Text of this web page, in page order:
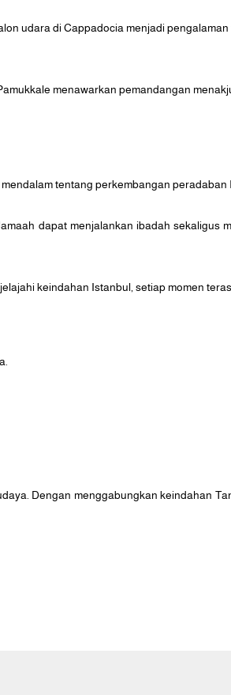
udara di Cappadocia menjadi
menawarkan pemandangan
tentang perkembangan peradaban
dapat menjalankan ibadah sekaligus
keindahan Istanbul, setiap momen
Dengan menggabungkan keindahan